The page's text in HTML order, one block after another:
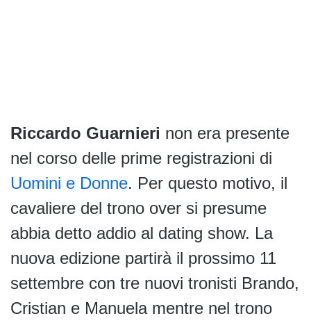
Riccardo Guarnieri non era presente
nel corso delle prime registrazioni di
Uomini e Donne. Per questo motivo, il
cavaliere del trono over si presume
abbia detto addio al dating show. La
nuova edizione partirà il prossimo 11
settembre con tre nuovi tronisti Brando,
Cristian e Manuela mentre nel trono